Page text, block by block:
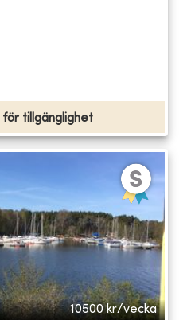
tillgänglighet
10500 kr/vecka